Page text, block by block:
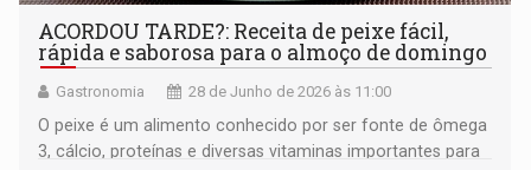
ACORDOU TARDE?: Receita de peixe fácil,
rápida e saborosa para o almoço de domingo
Gastronomia 28 de Junho de 2026 às 11:00
O peixe é um alimento conhecido por ser fonte de ômega
3, cálcio, proteínas e diversas vitaminas importantes para